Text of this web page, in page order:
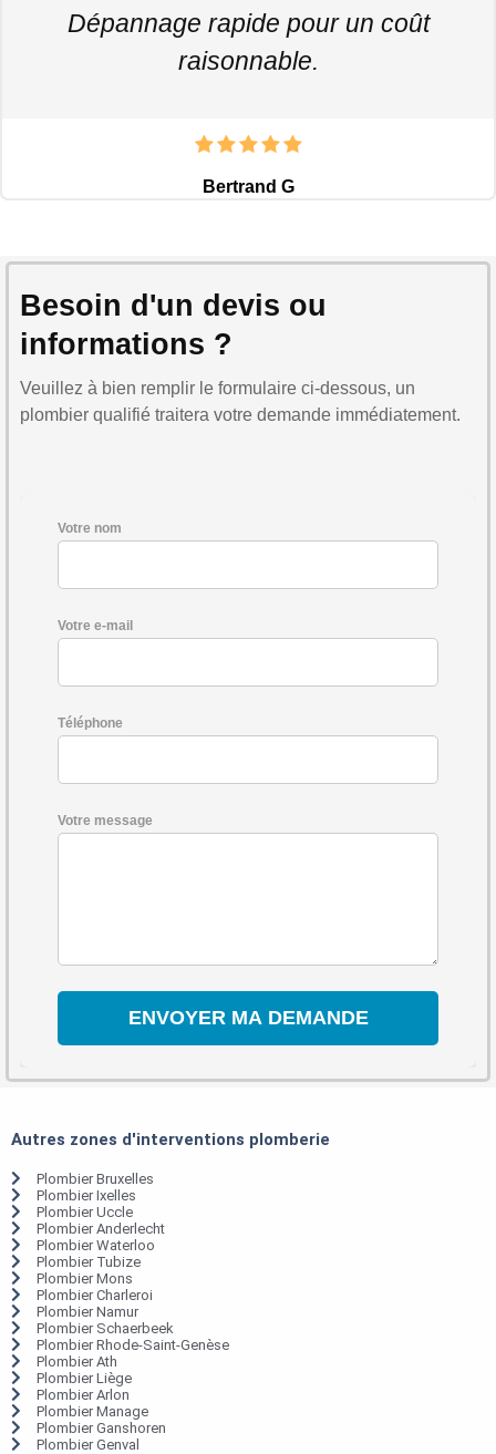
Dépannage rapide pour un coût
raisonnable.
Bertrand G
Besoin d'un devis ou
informations ?
Veuillez à bien remplir le formulaire ci-dessous, un
plombier qualifié traitera votre demande immédiatement.
Votre nom
Votre e-mail
Téléphone
Votre message
Autres zones d'interventions plomberie
Plombier Bruxelles
Plombier Ixelles
Plombier Uccle
Plombier Anderlecht
Plombier Waterloo
Plombier Tubize
Plombier Mons
Plombier Charleroi
Plombier Namur
Plombier Schaerbeek
Plombier Rhode-Saint-Genèse
Plombier Ath
Plombier Liège
Plombier Arlon
Plombier Manage
Plombier Ganshoren
Plombier Genval